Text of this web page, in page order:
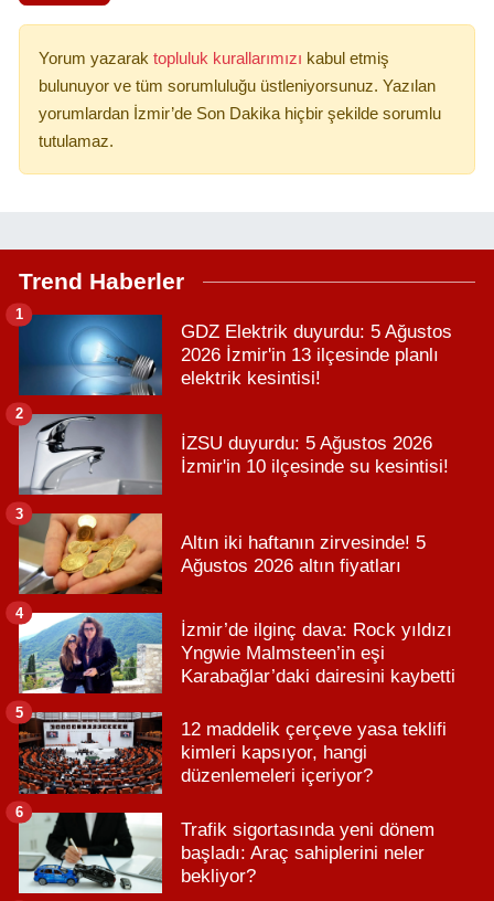
Yorum yazarak topluluk kurallarımızı kabul etmiş
bulunuyor ve tüm sorumluluğu üstleniyorsunuz. Yazılan
yorumlardan İzmir’de Son Dakika hiçbir şekilde sorumlu
tutulamaz.
Trend Haberler
GDZ Elektrik duyurdu: 5 Ağustos
2026 İzmir'in 13 ilçesinde planlı
elektrik kesintisi!
1
İZSU duyurdu: 5 Ağustos 2026
İzmir'in 10 ilçesinde su kesintisi!
2
Altın iki haftanın zirvesinde! 5
Ağustos 2026 altın fiyatları
3
İzmir’de ilginç dava: Rock yıldızı
Yngwie Malmsteen’in eşi
Karabağlar’daki dairesini kaybetti
4
12 maddelik çerçeve yasa teklifi
kimleri kapsıyor, hangi
düzenlemeleri içeriyor?
5
Trafik sigortasında yeni dönem
başladı: Araç sahiplerini neler
bekliyor?
6